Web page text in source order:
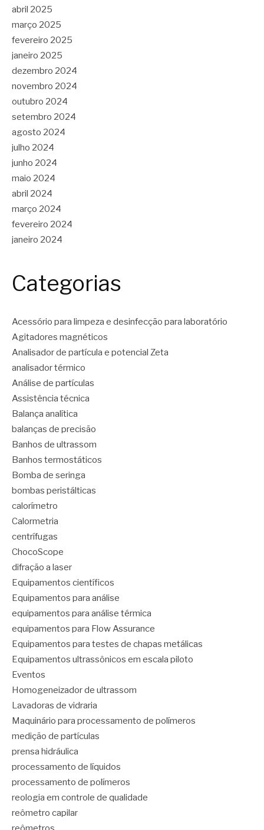
abril 2025
março 2025
fevereiro 2025
janeiro 2025
dezembro 2024
novembro 2024
outubro 2024
setembro 2024
agosto 2024
julho 2024
junho 2024
maio 2024
abril 2024
março 2024
fevereiro 2024
janeiro 2024
Categorias
Acessório para limpeza e desinfecção para laboratório
Agitadores magnéticos
Analisador de partícula e potencial Zeta
analisador térmico
Análise de partículas
Assistência técnica
Balança analítica
balanças de precisão
Banhos de ultrassom
Banhos termostáticos
Bomba de seringa
bombas peristálticas
calorímetro
Calormetria
centrífugas
ChocoScope
difração a laser
Equipamentos científicos
Equipamentos para análise
equipamentos para análise térmica
equipamentos para Flow Assurance
Equipamentos para testes de chapas metálicas
Equipamentos ultrassônicos em escala piloto
Eventos
Homogeneizador de ultrassom
Lavadoras de vidraria
Maquinário para processamento de polímeros
medição de partículas
prensa hidráulica
processamento de líquidos
processamento de polímeros
reologia em controle de qualidade
reômetro capilar